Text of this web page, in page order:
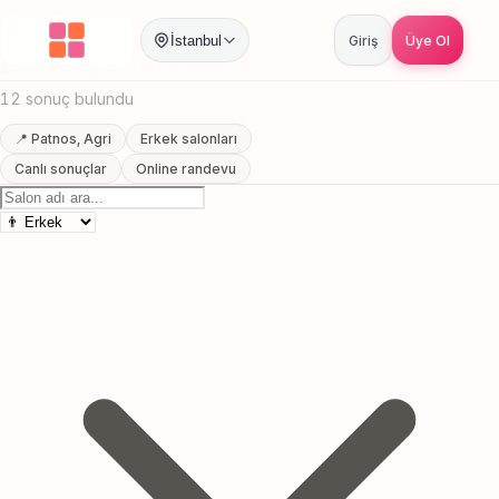
İstanbul Giriş Üye Ol
Anasayfa / Agri Patnos Erkek Kuaförü
Patnos, Agri Erkek Kuaförü
12 sonuç bulundu
📍 Patnos, Agri
Erkek salonları
Canlı sonuçlar
Online randevu